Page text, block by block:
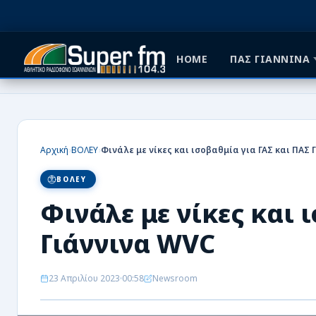
HOME ΠΑΣ ΓΙΑΝΝΙΝΑ
HOME
ΜΠΑΣΚΕΤ
Αρχική›ΒΟΛΕΥ›
ΒΟΛΕΥ
Φινάλε με νίκες και
Γιάννινα WVC
23 Απριλίου 2023 00:58 Newsroom